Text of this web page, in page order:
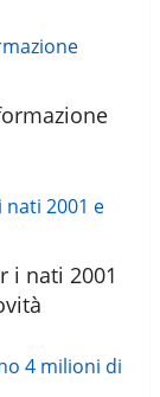
i nati 2001